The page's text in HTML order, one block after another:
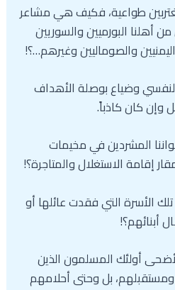
طواعية، فكيف هي مشاعر
أهلنا البورميين والسوريين
والصوماليين وغيرهم…؟!
وضياع بوصلة الأهداف
وإن كان كاذباً.
المشردين في مخيمات
إقامة الاستغلال والمتاجرة؟!
الأسرة التي فقدت عائلها أو
أبنائهم؟!
أولئك المسلمون الذين
بل وحتى أحلامهم